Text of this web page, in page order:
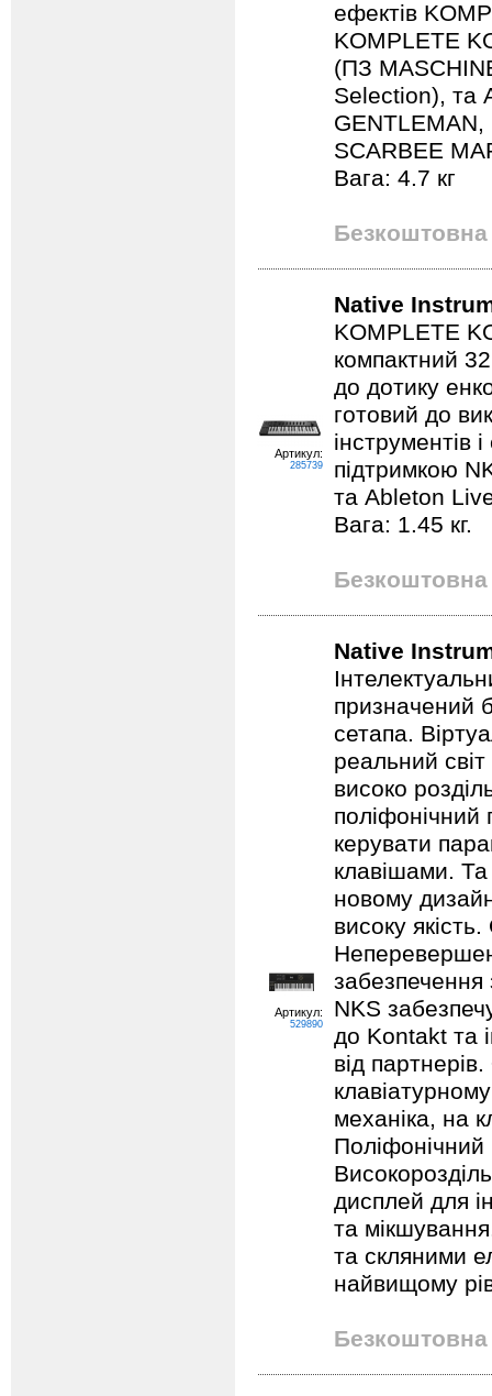
ефектів
KOMPLETE
(ПЗ
Selection), та
SCARBEE
Вага: 4.7 кг
Безкоштовна
Артикул:
285739
Native
KOMPLETE
компактний
до дотику
готовий до
інструментів
підтримкою
та Ableton
Вага: 1.45 кг.
Безкоштовна
Артикул:
529890
Native
призначений
сетапа.
реальний світ
високо
поліфонічний
керувати
клавішами.
новому
високу
забезпечення
NKS
до Kontakt та
від
механіка, на
Поліфонічний
дисплей для
та
та скляними
найвищому
Безкоштовна